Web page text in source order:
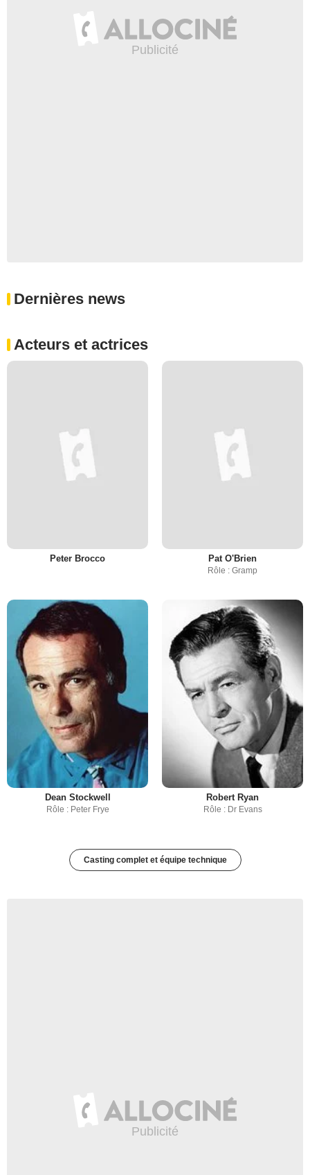
Dernières news
Acteurs et actrices
Peter Brocco Pat O'Brien
Rôle : Gramp
Dean Stockwell
Rôle : Peter Frye
Robert Ryan
Rôle : Dr Evans
Casting complet et équipe technique